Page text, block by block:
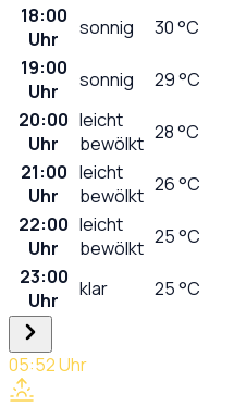
18:00
Uhr
sonnig 30°C
19:00
Uhr
sonnig 29°C
20:00
Uhr
leicht
bewölkt 28°C
21:00
Uhr
leicht
bewölkt 26°C
22:00
Uhr
leicht
bewölkt 25°C
23:00
Uhr
klar 25°C
05:52Uhr